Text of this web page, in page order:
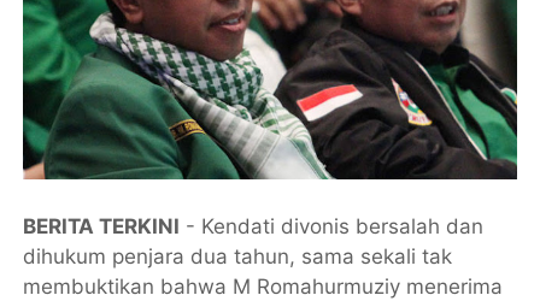
BERITA TERKINI - Kendati divonis bersalah dan
dihukum penjara dua tahun, sama sekali tak
membuktikan bahwa M Romahurmuziy menerima